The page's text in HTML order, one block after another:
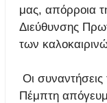
μας, απόρροια
Διεύθυνσης
των
Οι
Πέμπτη